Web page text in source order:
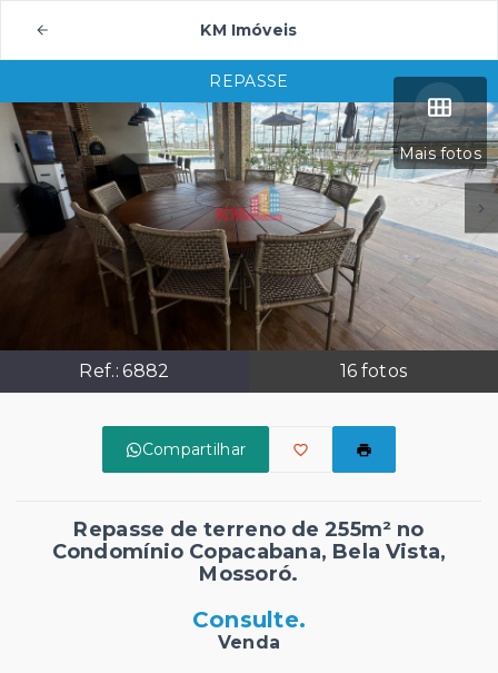
KM Imóveis
Mais fotos
Ref.:6882 16 fotos
REPASSE
Compartilhar
Repasse de terreno de 255m² no
Condomínio Copacabana, Bela Vista,
Mossoró.
Consulte.
Venda